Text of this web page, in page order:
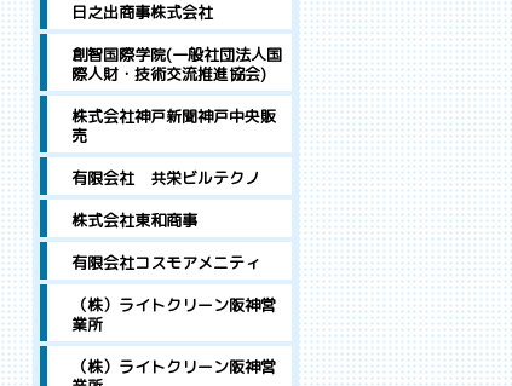
日之出商事株式会社
創智国際学院(一般社団法人国
際人財・技術交流推進協会)
株式会社神戸新聞神戸中央販
売
有限会社 共栄ビルテクノ
株式会社東和商事
有限会社コスモアメニティ
（株）ライトクリーン阪神営
業所
（株）ライトクリーン阪神営